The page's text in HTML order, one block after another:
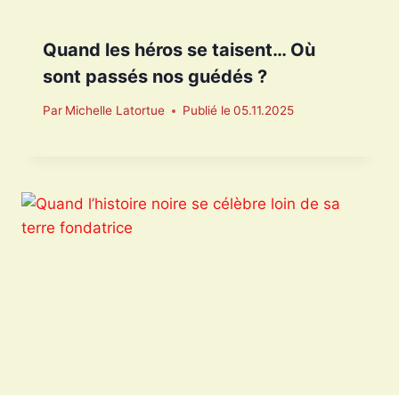
Quand les héros se taisent… Où
sont passés nos guédés ?
Par Michelle Latortue Publié le 05.11.2025